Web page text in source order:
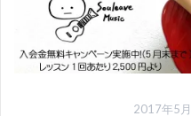
2017年5